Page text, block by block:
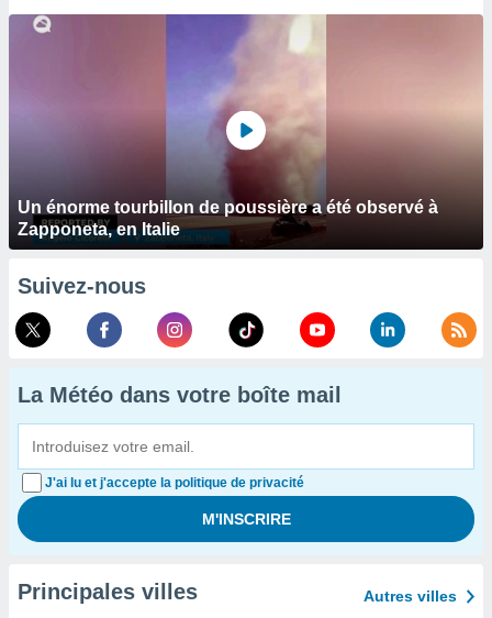
Un énorme tourbillon de poussière a été observé à
Zapponeta, en Italie
Suivez-nous
La Météo dans votre boîte mail
J'ai lu et j'accepte la politique de privacité
Principales villes Autres villes